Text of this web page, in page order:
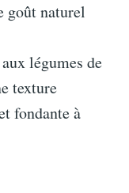
goût naturel
légumes de
texture
fondante à